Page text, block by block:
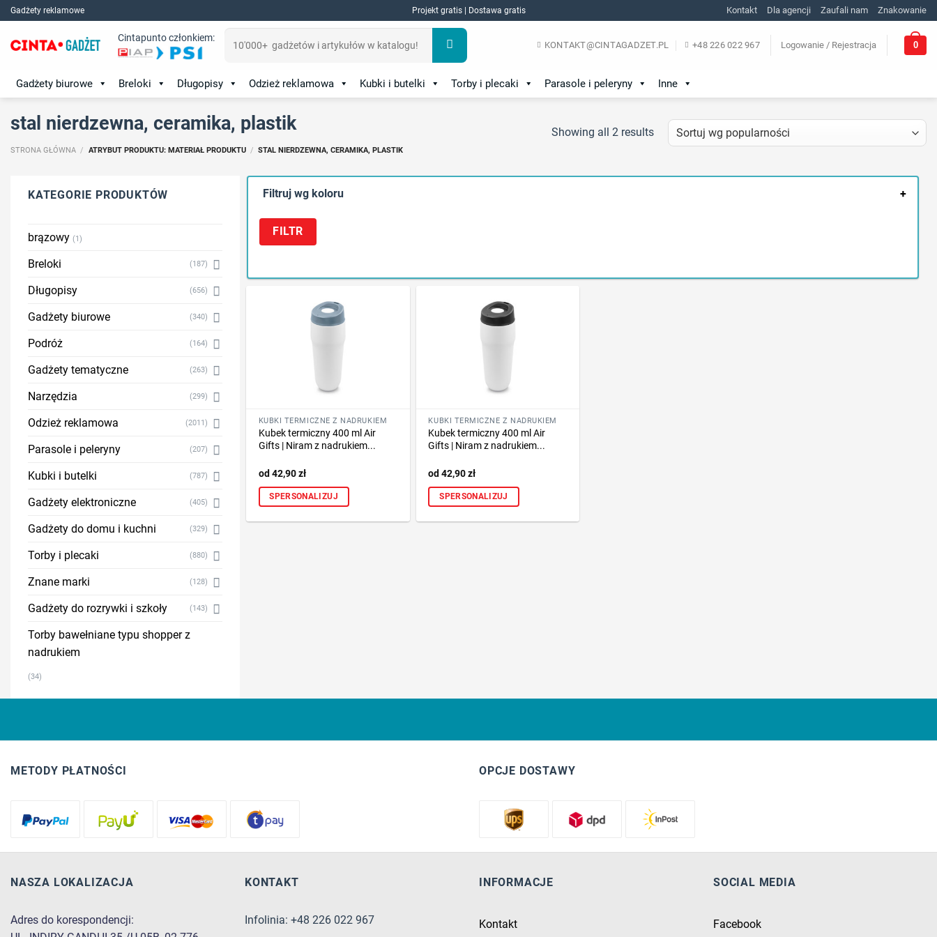
Skip
to
content
Gadżety reklamowe Projekt gratis | Dostawa gratis Kontakt Dla agencji Zaufali nam Znakowanie
Cintapunto członkiem:
KONTAKT@CINTAGADZET.PL +48 226 022 967 Logowanie / Rejestracja 0
Gadżety biurowe Breloki Długopisy Odzież reklamowa Kubki i butelki Torby i plecaki Parasole i peleryny Inne
stal nierdzewna, ceramika, plastik
STRONA GŁÓWNA / ATRYBUT PRODUKTU: MATERIAŁ PRODUKTU / STAL NIERDZEWNA, CERAMIKA, PLASTIK
Showing all 2 results
KATEGORIE PRODUKTÓW
brązowy (1)
Breloki (187)
Długopisy (656)
Gadżety biurowe (340)
Podróż (164)
Gadżety tematyczne (263)
Narzędzia (299)
Odzież reklamowa (2011)
Parasole i peleryny (207)
Kubki i butelki (787)
Gadżety elektroniczne (405)
Gadżety do domu i kuchni (329)
Torby i plecaki (880)
Znane marki (128)
Gadżety do rozrywki i szkoły (143)
Torby bawełniane typu shopper z
nadrukiem
(34)
Filtruj wg koloru +
FILTR
KUBKI TERMICZNE Z NADRUKIEM
Kubek termiczny 400 ml Air
Gifts | Niram z nadrukiem...
42,90zł
SPERSONALIZUJ
KUBKI TERMICZNE Z NADRUKIEM
Kubek termiczny 400 ml Air
Gifts | Niram z nadrukiem...
42,90zł
SPERSONALIZUJ
METODY PŁATNOŚCI OPCJE DOSTAWY
NASZA LOKALIZACJA
Adres do korespondencji:
KONTAKT
Infolinia: +48 226 022 967
INFORMACJE
Kontakt
SOCIAL MEDIA
Facebook